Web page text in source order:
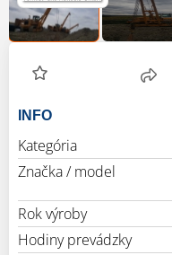
INFO
Kategória
Značka / model
Rok výroby
Hodiny prevádzky